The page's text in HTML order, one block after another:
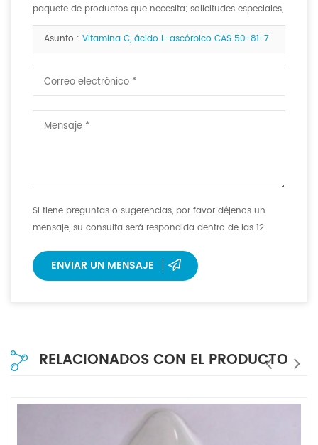
paquete de productos que necesita; solicitudes especiales,
si las hay. <b>
Asunto : Vitamina C, ácido L-ascórbico CAS 50-81-7
Si tiene preguntas o sugerencias, por favor déjenos un
mensaje, su consulta será respondida dentro de las 12
ENVIAR UN MENSAJE
RELACIONADOS CON EL PRODUCTO